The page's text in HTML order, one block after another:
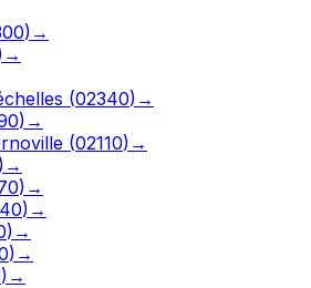
) →
→
(02340) →
) →
(02110) →
) →
) →
) →
) →
) →
) →